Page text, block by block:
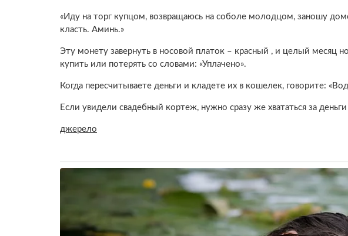
«Иду на торг купцом, возвращаюсь на соболе молодцом, заношу
класть. Аминь.»
Эту монету завернуть в носовой платок – красный , и целый месяц
купить или потерять со словами: «Уплачено».
Когда пересчитываете деньги и кладете их в кошелек, говорите:
Если увидели свадебный кортеж, нужно сразу же хвататься за деньги
джерело